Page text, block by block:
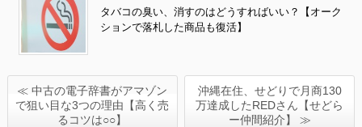
タバコの臭い、消すのはどうすればいい？【オーク
ションで落札した商品も復活】
≪ 中古の電子辞書がアマゾン
で狙い目な3つの理由【高く売
るコツは○○】
沖縄在住、せどりで月商130
万達成したREDさん【せどら
ー仲間紹介】 ≫